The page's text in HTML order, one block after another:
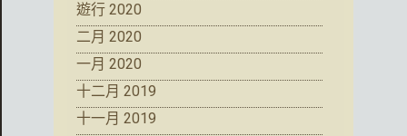
遊行 2020
二月 2020
一月 2020
十二月 2019
十一月 2019